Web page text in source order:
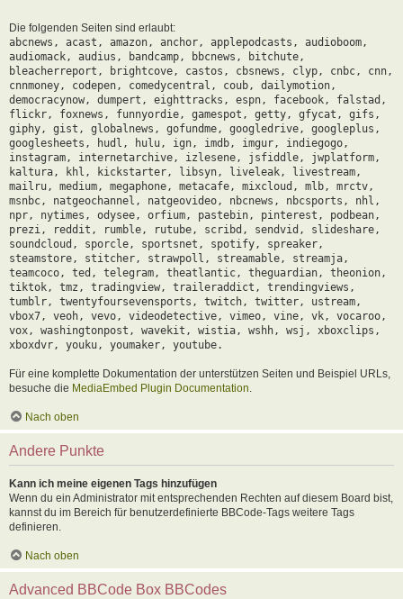
Die folgenden Seiten sind erlaubt:
abcnews, acast, amazon, anchor, applepodcasts, audioboom,
audiomack, audius, bandcamp, bbcnews, bitchute,
bleacherreport, brightcove, castos, cbsnews, clyp, cnbc, cnn,
cnnmoney, codepen, comedycentral, coub, dailymotion,
democracynow, dumpert, eighttracks, espn, facebook, falstad,
flickr, foxnews, funnyordie, gamespot, getty, gfycat, gifs,
giphy, gist, globalnews, gofundme, googledrive, googleplus,
googlesheets, hudl, hulu, ign, imdb, imgur, indiegogo,
instagram, internetarchive, izlesene, jsfiddle, jwplatform,
kaltura, khl, kickstarter, libsyn, liveleak, livestream,
mailru, medium, megaphone, metacafe, mixcloud, mlb, mrctv,
msnbc, natgeochannel, natgeovideo, nbcnews, nbcsports, nhl,
npr, nytimes, odysee, orfium, pastebin, pinterest, podbean,
prezi, reddit, rumble, rutube, scribd, sendvid, slideshare,
soundcloud, sporcle, sportsnet, spotify, spreaker,
steamstore, stitcher, strawpoll, streamable, streamja,
teamcoco, ted, telegram, theatlantic, theguardian, theonion,
tiktok, tmz, tradingview, traileraddict, trendingviews,
tumblr, twentyfoursevensports, twitch, twitter, ustream,
vbox7, veoh, vevo, videodetective, vimeo, vine, vk, vocaroo,
vox, washingtonpost, wavekit, wistia, wshh, wsj, xboxclips,
xboxdvr, youku, youmaker, youtube.
Für eine komplette Dokumentation der unterstützen Seiten und Beispiel URLs,
besuche die MediaEmbed Plugin Documentation.
Nach oben
Andere Punkte
Kann ich meine eigenen Tags hinzufügen
Wenn du ein Administrator mit entsprechenden Rechten auf diesem Board bist,
kannst du im Bereich für benutzerdefinierte BBCode-Tags weitere Tags
definieren.
Nach oben
Advanced BBCode Box BBCodes